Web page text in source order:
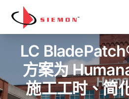
跳至内容
LC
方案为
施工工时、简